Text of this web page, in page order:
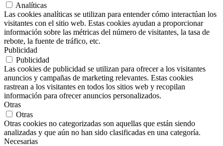
Analíticas
Las cookies analíticas se utilizan para entender cómo interactúan los
visitantes con el sitio web. Estas cookies ayudan a proporcionar
información sobre las métricas del número de visitantes, la tasa de
rebote, la fuente de tráfico, etc.
Publicidad
Publicidad
Las cookies de publicidad se utilizan para ofrecer a los visitantes
anuncios y campañas de marketing relevantes. Estas cookies
rastrean a los visitantes en todos los sitios web y recopilan
información para ofrecer anuncios personalizados.
Otras
Otras
Otras cookies no categorizadas son aquellas que están siendo
analizadas y que aún no han sido clasificadas en una categoría.
Necesarias